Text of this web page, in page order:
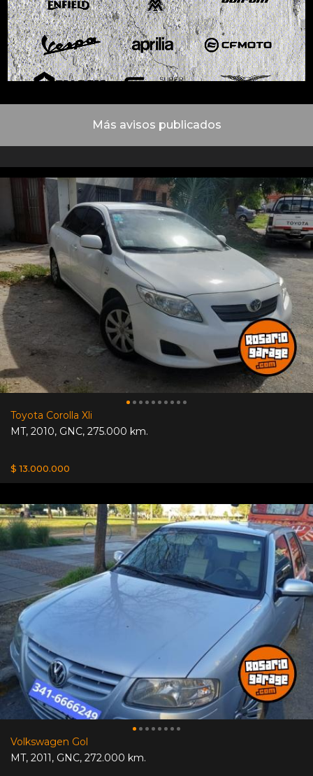
Más avisos publicados
Toyota Corolla Xli
MT, 2010, GNC, 275.000 km.
$ 13.000.000
Volkswagen Gol
MT, 2011, GNC, 272.000 km.